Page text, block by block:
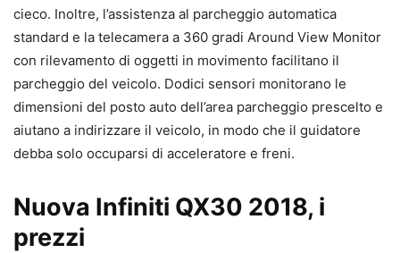
cieco. Inoltre, l’assistenza al parcheggio automatica
standard e la telecamera a 360 gradi Around View Monitor
con rilevamento di oggetti in movimento facilitano il
parcheggio del veicolo. Dodici sensori monitorano le
dimensioni del posto auto dell’area parcheggio prescelto e
aiutano a indirizzare il veicolo, in modo che il guidatore
debba solo occuparsi di acceleratore e freni.
Nuova Infiniti QX30 2018, i
prezzi